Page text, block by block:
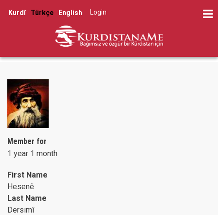
Kurdî Türkçe English
account
menu
Log in
Member for
1 year 1 month
First Name
Hesenê
Last Name
Dersimî